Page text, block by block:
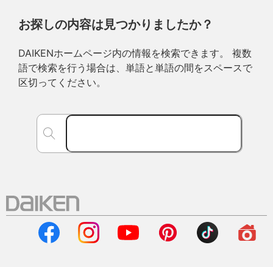
お探しの内容は見つかりましたか？
DAIKENホームページ内の情報を検索できます。 複数
語で検索を行う場合は、単語と単語の間をスペースで
区切ってください。